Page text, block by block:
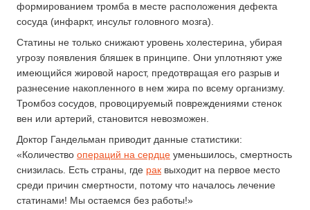
формированием тромба в месте расположения дефекта
сосуда (инфаркт, инсульт головного мозга).
Статины не только снижают уровень холестерина, убирая
угрозу появления бляшек в принципе. Они уплотняют уже
имеющийся жировой нарост, предотвращая его разрыв и
разнесение накопленного в нем жира по всему организму.
Тромбоз сосудов, провоцируемый повреждениями стенок
вен или артерий, становится невозможен.
Доктор Гандельман приводит данные статистики:
«Количество операций на сердцеуменьшилось, смертность
снизилась. Есть страны, где раквыходит на первое место
среди причин смертности, потому что началось лечение
статинами! Мы остаемся без работы!»